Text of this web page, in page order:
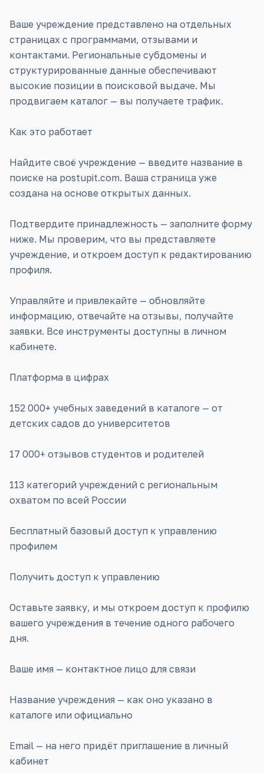
Ваше учреждение представлено на отдельных
страницах с программами, отзывами и
контактами. Региональные субдомены и
структурированные данные обеспечивают
высокие позиции в поисковой выдаче. Мы
продвигаем каталог — вы получаете трафик.
Как это работает
Найдите своё учреждение — введите название в
поиске на postupit.com. Ваша страница уже
создана на основе открытых данных.
Подтвердите принадлежность — заполните форму
ниже. Мы проверим, что вы представляете
учреждение, и откроем доступ к редактированию
профиля.
Управляйте и привлекайте — обновляйте
информацию, отвечайте на отзывы, получайте
заявки. Все инструменты доступны в личном
кабинете.
Платформа в цифрах
152 000+ учебных заведений в каталоге — от
детских садов до университетов
17 000+ отзывов студентов и родителей
113 категорий учреждений с региональным
охватом по всей России
Бесплатный базовый доступ к управлению
профилем
Получить доступ к управлению
Оставьте заявку, и мы откроем доступ к профилю
вашего учреждения в течение одного рабочего
дня.
Ваше имя — контактное лицо для связи
Название учреждения — как оно указано в
каталоге или официально
Email — на него придёт приглашение в личный
кабинет